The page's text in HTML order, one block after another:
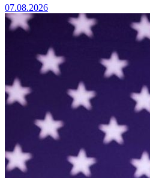
07.08.2026